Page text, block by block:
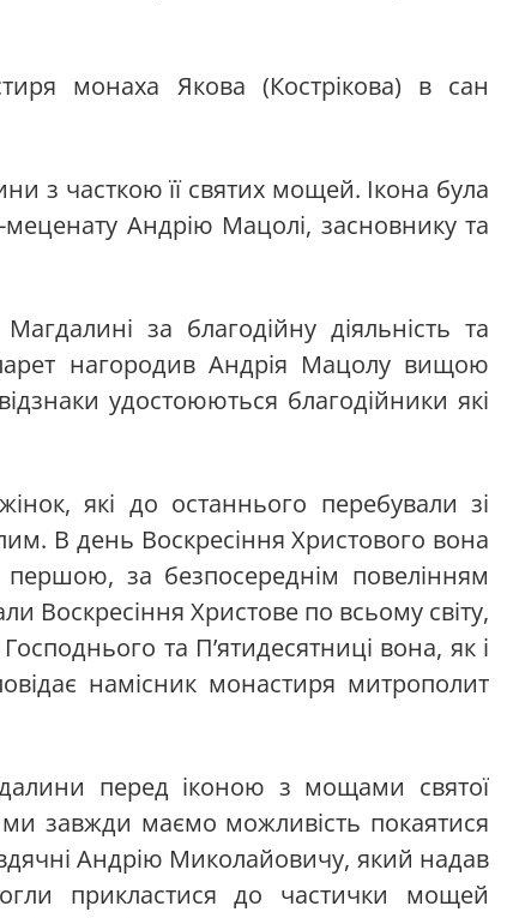
монаха Якова (Кострікова) в сан
з часткою її святих мощей. Ікона була
Андрію Мацолі, засновнику та
за благодійну діяльність та
нагородив Андрія Мацолу вищою
удостоюються благодійники які
які до останнього перебували зі
В день Воскресіння Христового вона
за безпосереднім повелінням
Воскресіння Христове по всьому світу,
та П’ятидесятниці вона, як і
намісник монастиря митрополит
перед іконою з мощами святої
завжди маємо можливість покаятися
Андрію Миколайовичу, який надав
прикластися до частички мощей